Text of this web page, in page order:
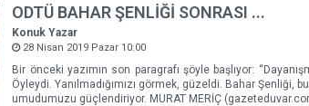
ODTÜ BAHAR ŞENLİĞİ SONRASI ...
Konuk Yazar
28 Nisan 2019 Pazar 10:00
Bir önceki yazımın son paragrafı şöyle başlıyor:
Öyleydi. Yanılmadığımızı görmek, güzeldi. Bahar Şenliği,
umudumuzu güçlendiriyor. MURAT MERİÇ